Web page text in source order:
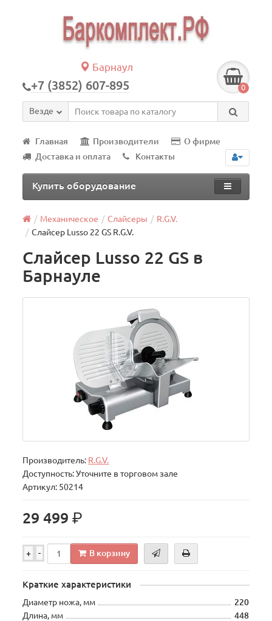
Барнаул
+7 (3852) 607-895 0
Везде
Главная Производители
О фирме
Доставка и оплата
Контакты
Купить оборудование
Механическое Слайсеры
R.G.V.
Слайсер Lusso 22 GS R.G.V.
Слайсер Lusso 22 GS в
Барнауле
Производитель: R.G.V.
Доступность: Уточните в торговом зале
Артикул: 50214
29 499р.
+ - В корзину
Краткие характеристики
Диаметр ножа, мм
220
Длина, мм
448